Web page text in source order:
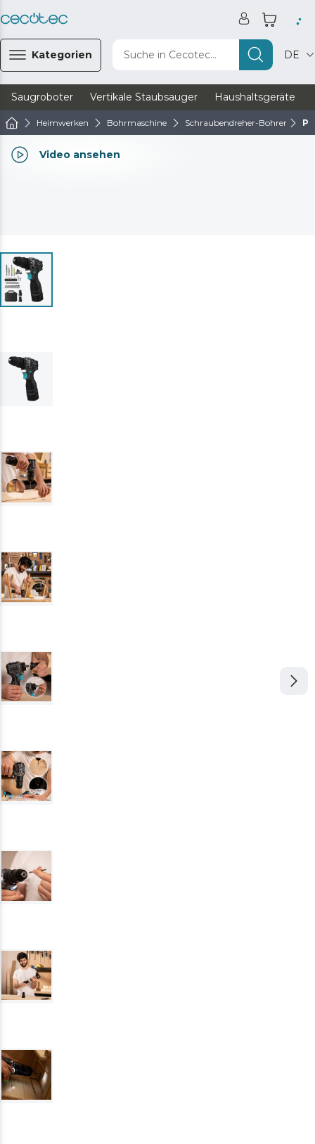
Kategorien Suche in Cecotec... DE
Saugroboter Vertikale Staubsauger Haushaltsgeräte
Heimwerken Bohrmaschine Schraubendreher-Bohrer
Video ansehen